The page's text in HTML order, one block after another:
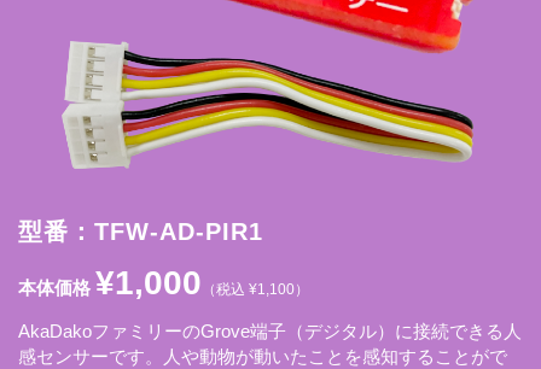
型番：TFW-AD-PIR1
本体価格 ¥1,000 （税込 ¥1,100）
AkaDakoファミリーのGrove端子（デジタル）に接続できる人
感センサーです。人や動物が動いたことを感知することがで